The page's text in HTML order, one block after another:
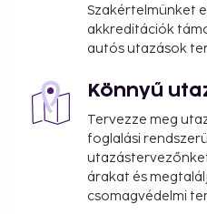
Szakértelmünket
akkreditációk
autós utazások
Könnyű
Tervezze meg
foglalási
árakat és
csomagvédelmi